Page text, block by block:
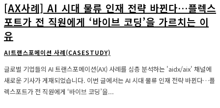
[AX사례] AI 시대 물류 인재 전략 바뀐다…플렉스
포트가 전 직원에게 ‘바이브 코딩’을 가르치는 이
유
AI트랜스포메이션 사례(CASESTUDY)
글로벌 기업들의 AI 트랜스포메이션(AX) 사례를 심층 분석하는 'aidx/aix' 채널에
새로운 기사가 게재되었습니다. 이번 글에서는 AI 시대 물류 인재 전략 바뀐다…플
렉스포트가 전 직원에게 ‘바이브 코딩’을...